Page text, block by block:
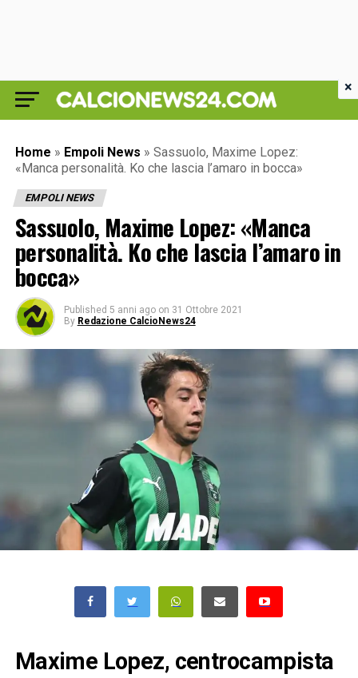
Home » Empoli News » Sassuolo, Maxime Lopez:
«Manca personalità. Ko che lascia l’amaro in bocca»
EMPOLI NEWS
Sassuolo, Maxime Lopez: «Manca
personalità. Ko che lascia l’amaro in
bocca»
Published 5 anni ago on 31 Ottobre 2021
By Redazione CalcioNews24
Maxime Lopez, centrocampista
×